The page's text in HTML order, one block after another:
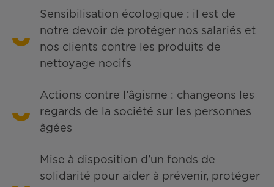
Sensibilisation écologique : il est de
notre devoir de protéger nos salariés et
nos clients contre les produits de
nettoyage nocifs
Actions contre l’âgisme : changeons les
regards de la société sur les personnes
âgées
Mise à disposition d’un fonds de
solidarité pour aider à prévenir, protéger